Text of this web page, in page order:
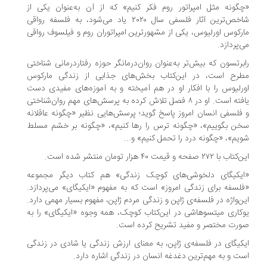
مثل امپراتور روم فکر کنیم» که از آن به‌عنوان یکی از
شاخص‌ترین آثار فلسفی سال ۲۰۲۰ یاد می‌شود، به فلسفه‌ رواقی
اورلیوس، یکی از مشهورترین امپراتوران روم و فیلسوف رواقی
که بیش‌تر به‌عنوان روان‌درمانگر حوزه‌ رفتاردرمانی شناختی
است، در این‌کتاب بخش‌های جذابی از زندگی مارکوس
را با افکار او در هم آمیخته و به آموزه‌های مفیدی دست
یافته است. او در ۸ فصل تلاش کرده به پرسش‌های مهم روان‌شناختی
انسان امروز پاسخ گوید؛ پرسش‌هایی نظیر «چگونه عاقلانه
بگوییم»، «چگونه ترس را رها کنیم»، «چگونه بر خشم مسلط
«چگونه درد را تحمل کنیم» و...
صفحه و قیمت ۴۰ هزار تومان منتشر شده است.
دلخوشی‌های کوچک زندگی» هم کتاب دیگر مجموعه
برای زندگی امروز» است که به مفهوم «ایکیگای» می‌پردازد.
در فلسفه‌ی ژاپن و زندگی مردم ژاپن، مفهوم بسیار مهمی دارد.
میتسوهاشی در این‌کتاب کوچک، همه‌ وجوه «ایکیگای» را به
مختصر و مفید تشریح کرده است.
در فلسفه‌ی ژاپن، به معنای ارزش زندگی یا شادی در زندگی
و به مهم‌ترین دغدغه‌ انسان در زندگی اشاره دارد.